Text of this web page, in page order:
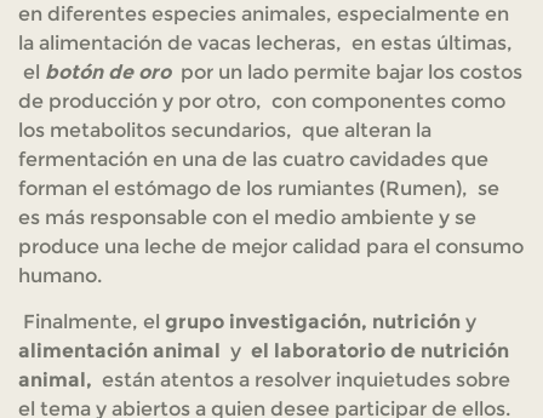
en diferentes especies animales, especialmente en
la alimentación de vacas lecheras, en estas últimas,
el botón de oropor un lado permite bajar los costos
de producción y por otro, con componentes como
los metabolitos secundarios, que alteran la
fermentación en una de las cuatro cavidades que
forman el estómago de los rumiantes (Rumen), se
es más responsable con el medio ambiente y se
produce una leche de mejor calidad para el consumo
humano.
Finalmente, el grupo investigación, nutrición y
alimentación animal y el laboratorio de nutrición
animal, están atentos a resolver inquietudes sobre
el tema y abiertos a quien desee participar de ellos.